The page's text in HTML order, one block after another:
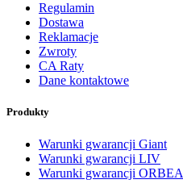
Regulamin
Dostawa
Reklamacje
Zwroty
CA Raty
Dane kontaktowe
Produkty
Warunki gwarancji Giant
Warunki gwarancji LIV
Warunki gwarancji ORBEA